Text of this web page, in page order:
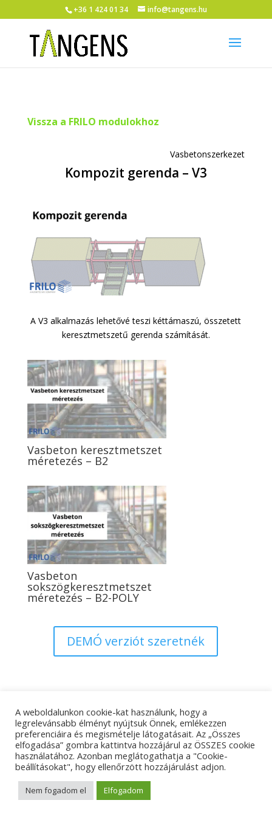
+36 1 424 01 34 info@tangens.hu
Vissza a FRILO modulokhoz
Vasbetonszerkezet
Kompozit gerenda – V3
A V3 alkalmazás lehetővé teszi kéttámaszú, összetett
keresztmetszetű gerenda számítását.
Vasbeton keresztmetszet
méretezés – B2
Vasbeton
sokszögkeresztmetszet
méretezés – B2-POLY
DEMÓ verziót szeretnék
Adatkezelési tájékoztató
Impresszum
Kapcsolat
© Tangens Kft. - Weboldalkészítés:
Marketing
A weboldalunkon cookie-kat használunk, hogy a
legrelevánsabb élményt nyújtsuk Önnek, emlékezzen
preferenciáira és megismételje látogatásait. Az „Összes
elfogadása” gombra kattintva hozzájárul az ÖSSZES cookie
használatához. Azonban meglátogathatja a "Cookie-
beállításokat", hogy ellenőrzött hozzájárulást adjon.
Nem fogadom el Elfogadom